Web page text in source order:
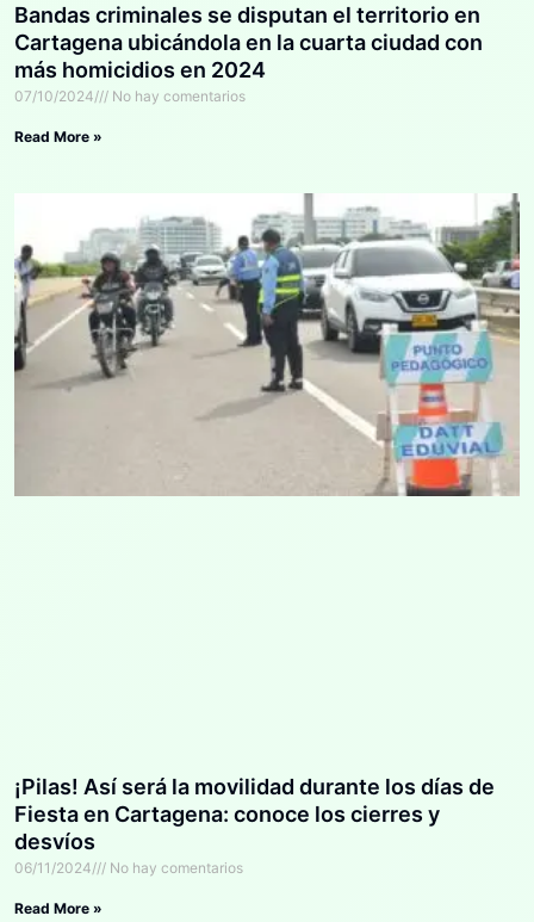
Bandas criminales se disputan el territorio en
Cartagena ubicándola en la cuarta ciudad con
más homicidios en 2024
07/10/2024 No hay comentarios
Read More »
¡Pilas! Así será la movilidad durante los días de
Fiesta en Cartagena: conoce los cierres y
desvíos
06/11/2024 No hay comentarios
Read More »